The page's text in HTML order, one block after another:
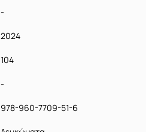
-
2024
104
-
978-960-7709-51-6